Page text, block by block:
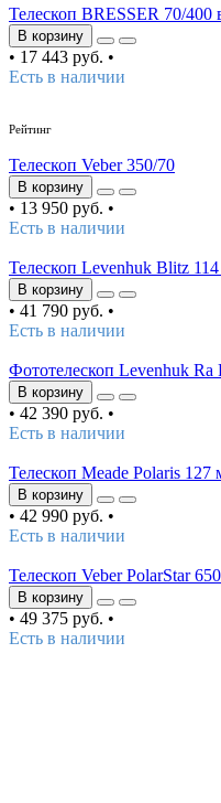
Телескоп BRESSER 70/
В корзину
• 17 443 руб. •
Есть в наличии
Рейтинг
Телескоп Veber 350/70
В корзину
• 13 950 руб. •
Есть в наличии
Телескоп Levenhuk Blitz
В корзину
• 41 790 руб. •
Есть в наличии
Фототелескоп Levenhuk Ra
В корзину
• 42 390 руб. •
Есть в наличии
Телескоп Meade Polaris 127
В корзину
• 42 990 руб. •
Есть в наличии
Телескоп Veber PolarStar
В корзину
• 49 375 руб. •
Есть в наличии